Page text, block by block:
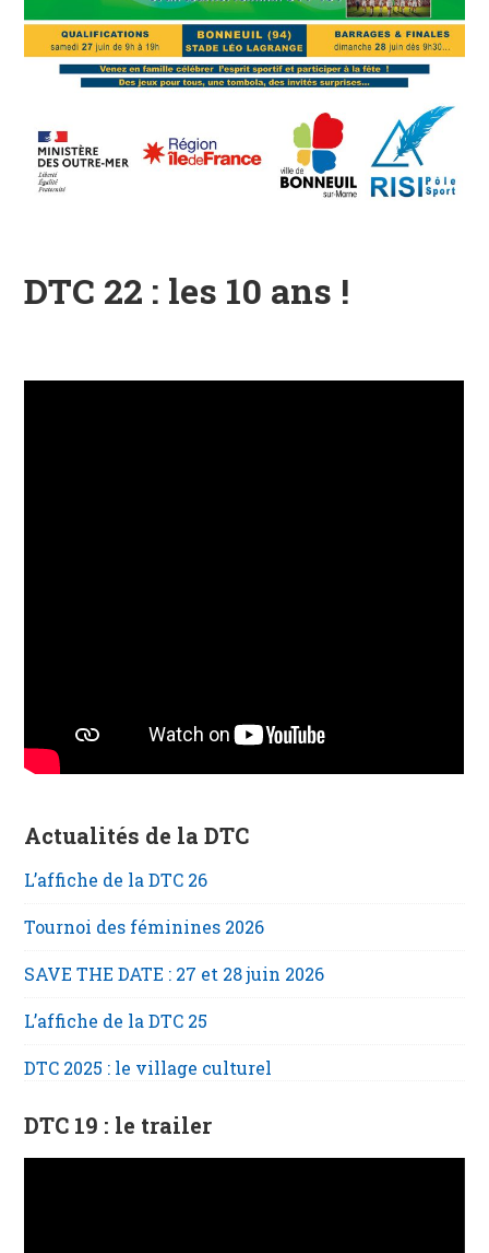
DTC 22 : les 10 ans !
Actualités de la DTC
L’affiche de la DTC 26
Tournoi des féminines 2026
SAVE THE DATE : 27 et 28 juin 2026
L’affiche de la DTC 25
DTC 2025 : le village culturel
DTC 19 : le trailer